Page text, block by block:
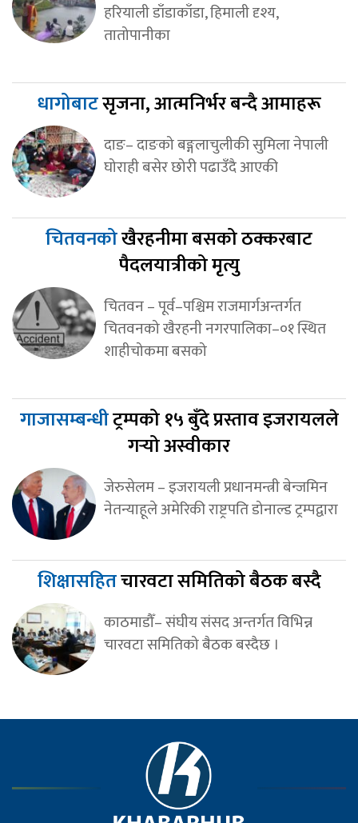
हरियाली डाँडाकाँडा, हिमाली दृश्य,
तातोपानीका
धागोबाटसृजना, आत्मनिर्भर बन्दै आमाहरू
दाङ– दाङको बङ्गलाचुलीकी सुमिला नेपाली
घोराही बसेर छोरी पढाउँदै आएकी
चितवनकोखैरहनीमा बसको ठक्करबाट
पैदलयात्रीको मृत्यु
चितवन – पूर्व–पश्चिम राजमार्गअन्तर्गत
चितवनको खैरहनी नगरपालिका–०१ स्थित
शाहीचोकमा बसको
गाजासम्बन्धीट्रम्पको १५ बुँदे प्रस्ताव इजरायलले
गर्‍यो अस्वीकार
जेरुसेलम – इजरायली प्रधानमन्त्री बेन्जमिन
नेतन्याहूले अमेरिकी राष्ट्रपति डोनाल्ड ट्रम्पद्वारा
शिक्षासहितचारवटा समितिको बैठक बस्दै
काठमाडौँ– संघीय संसद अन्तर्गत विभिन्न
चारवटा समितिको बैठक बस्दैछ ।